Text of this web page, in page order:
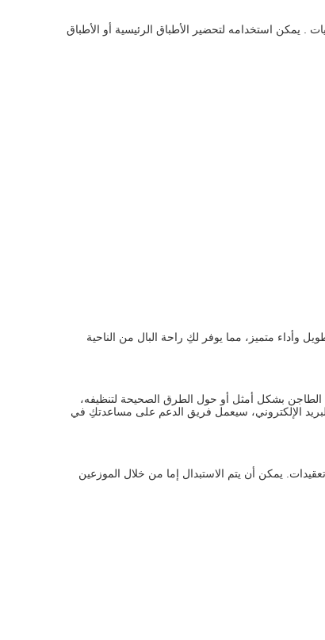
. يمكن استخدامه لتحضير الأطباق الرئيسية أو الأطباق
وأداء متميز، مما يوفر لكِ راحة البال من الناحية
بشكل أمثل أو حول الطرق الصحيحة لتنظيفه،
الإلكتروني، سيعمل فريق الدعم على مساعدتكِ في
يمكن أن يتم الاستبدال إما من خلال الموزعين